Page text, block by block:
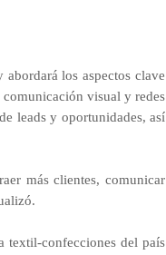
los aspectos clave
visual y redes
leads y oportunidades, así
más clientes, comunicar
textil-confecciones del país